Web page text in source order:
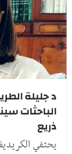
د جليلة
الباحثات
ذريع
يحتفي